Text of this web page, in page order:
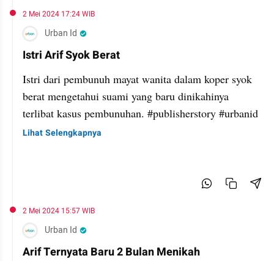
2 Mei 2024 17:24 WIB
Urban Id
Istri Arif Syok Berat
Istri dari pembunuh mayat wanita dalam koper syok
berat mengetahui suami yang baru dinikahinya
terlibat kasus pembunuhan. #publisherstory #urbanid
Lihat Selengkapnya
2 Mei 2024 15:57 WIB
Urban Id
Arif Ternyata Baru 2 Bulan Menikah